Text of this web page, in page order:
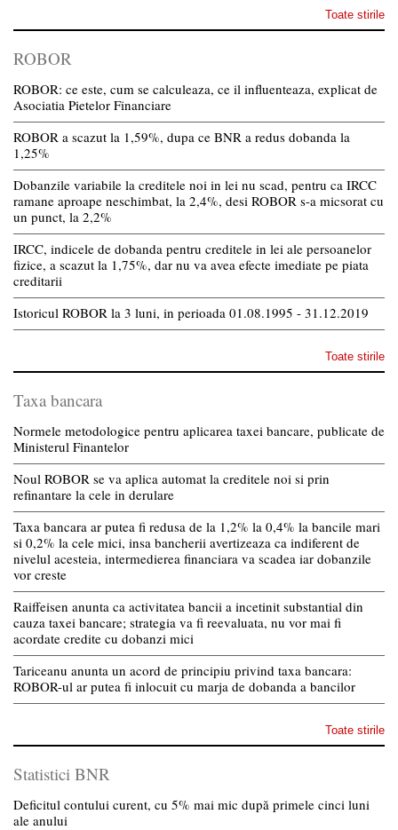
Toate stirile
ROBOR
ROBOR: ce este, cum se calculeaza, ce il influenteaza, explicat de
Asociatia Pietelor Financiare
ROBOR a scazut la 1,59%, dupa ce BNR a redus dobanda la
1,25%
Dobanzile variabile la creditele noi in lei nu scad, pentru ca IRCC
ramane aproape neschimbat, la 2,4%, desi ROBOR s-a micsorat cu
un punct, la 2,2%
IRCC, indicele de dobanda pentru creditele in lei ale persoanelor
fizice, a scazut la 1,75%, dar nu va avea efecte imediate pe piata
creditarii
Istoricul ROBOR la 3 luni, in perioada 01.08.1995 - 31.12.2019
Toate stirile
Taxa bancara
Normele metodologice pentru aplicarea taxei bancare, publicate de
Ministerul Finantelor
Noul ROBOR se va aplica automat la creditele noi si prin
refinantare la cele in derulare
Taxa bancara ar putea fi redusa de la 1,2% la 0,4% la bancile mari
si 0,2% la cele mici, insa bancherii avertizeaza ca indiferent de
nivelul acesteia, intermedierea financiara va scadea iar dobanzile
vor creste
Raiffeisen anunta ca activitatea bancii a incetinit substantial din
cauza taxei bancare; strategia va fi reevaluata, nu vor mai fi
acordate credite cu dobanzi mici
Tariceanu anunta un acord de principiu privind taxa bancara:
ROBOR-ul ar putea fi inlocuit cu marja de dobanda a bancilor
Toate stirile
Statistici BNR
Deficitul contului curent, cu 5% mai mic după primele cinci luni
ale anului